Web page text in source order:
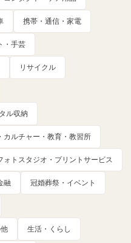
携帯・通信・家電
・手芸
リサイクル
ル収納
カルチャー・教育・教習所
ォトスタジオ・プリントサービス
融 冠婚葬祭・イベント
生活・くらし